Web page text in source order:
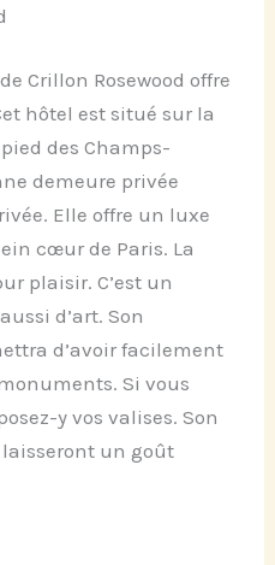
Crillon Rosewood offre
hôtel est situé sur la
des Champs-
demeure privée
Elle offre un luxe
cœur de Paris. La
plaisir. C’est un
d’art. Son
d’avoir facilement
Si vous
y vos valises. Son
un goût